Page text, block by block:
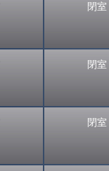
閉室
閉室
閉室